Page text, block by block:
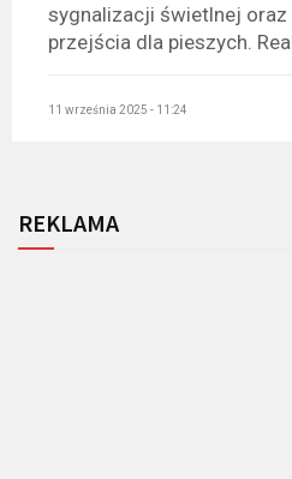
sygnalizacji świetlnej
przejścia dla pieszych.
11 września 2025 - 11:24
REKLAMA